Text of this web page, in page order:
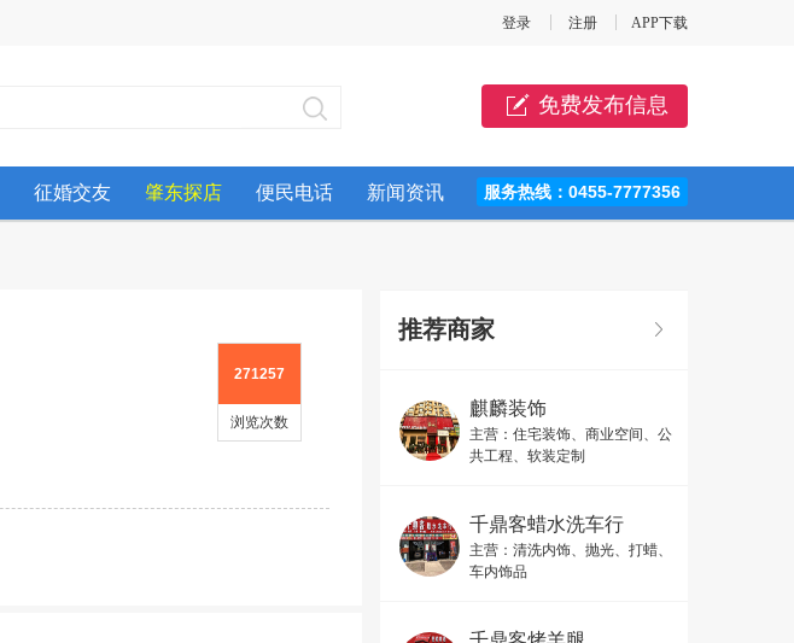
登录 注册 APP下载
免费发布信息
征婚交友 肇东探店 便民电话 新闻资讯 服务热线：0455-7777356
271257
浏览次数
推荐商家
麒麟装饰
主营： 住宅装饰、商业空间、公
共工程、软装定制
千鼎客蜡水洗车行
主营： 清洗内饰、抛光、打蜡、
车内饰品